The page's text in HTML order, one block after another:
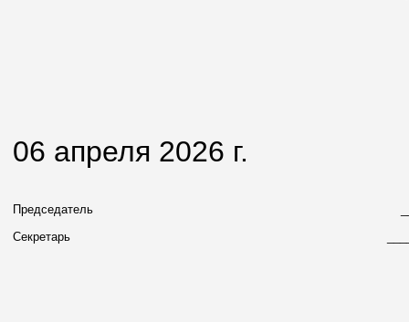
06 апреля 2026 г.
Председатель
Секретарь